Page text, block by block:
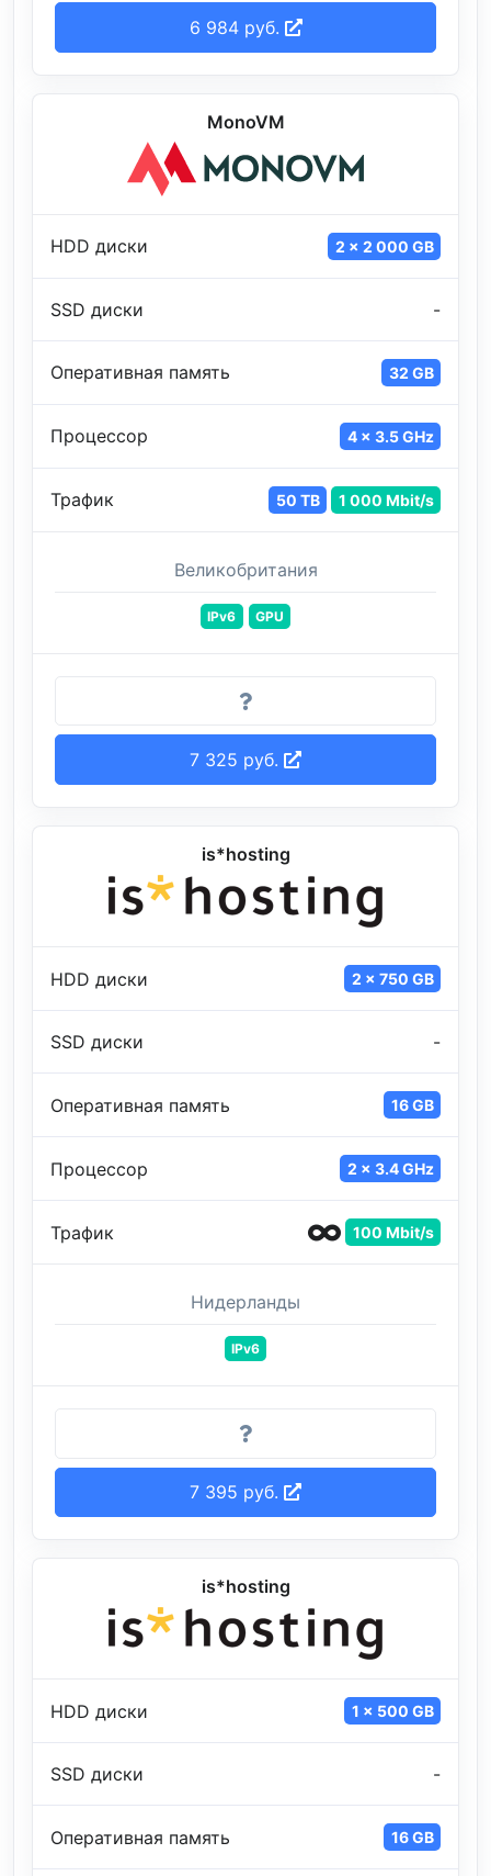
6 984 руб.
MonoVM
HDD диски 2 x 2 000 GB
SSD диски -
Оперативная память 32 GB
Процессор 4 x 3.5 GHz
Трафик 50 TB 1 000 Mbit/s
Великобритания
IPv6 GPU
7 325 руб.
is*hosting
HDD диски 2 x 750 GB
SSD диски -
Оперативная память 16 GB
Процессор 2 x 3.4 GHz
Трафик 100 Mbit/s
Нидерланды
IPv6
7 395 руб.
is*hosting
HDD диски 1 x 500 GB
SSD диски -
Оперативная память 16 GB